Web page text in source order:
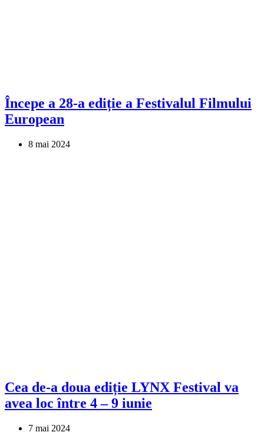
Începe a 28-a ediție a Festivalul Filmului
European
8 mai 2024
Cea de-a doua ediție LYNX Festival va
avea loc între 4 – 9 iunie
7 mai 2024